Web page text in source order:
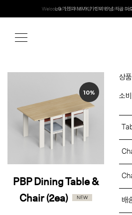
Welcome! 신규 회원가입 시 MMK Shop
PBP Dining Table &
Chair (2ea)
10%
상
소
배